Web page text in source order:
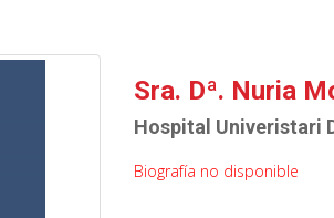
Sra. Dª. Nuria
Hospital Univeristari
Biografía no disponible